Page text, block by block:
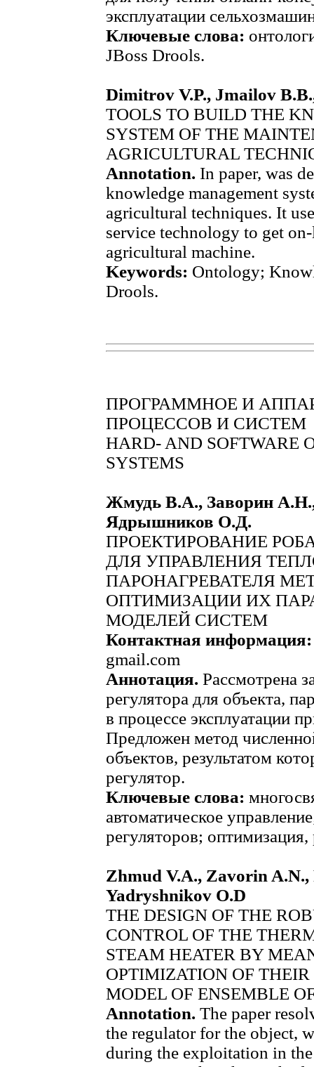
эксплуатации
Ключевые слова:
JBoss Drools.
Dimitrov V.P., Jmailov
TOOLS TO BUILD THE
SYSTEM OF THE
AGRICULTURAL
Annotation. In paper, was
knowledge management
agricultural techniques. It
service technology to get
agricultural machine.
Keywords: Ontology;
Drools.
ПРОГРАММНОЕ И
ПРОЦЕССОВ И СИСТЕМ
HARD- AND SOFTWARE
SYSTEMS
Жмудь В.А., Заворин
Ядрышников О.Д.
ПРОЕКТИРОВАНИЕ
ДЛЯ УПРАВЛЕНИЯ
ПАРОНАГРЕВАТЕЛЯ
ОПТИМИЗАЦИИ ИХ
МОДЕЛЕЙ СИСТЕМ
Контактная
gmail.com
Аннотация. Рассмотрена
регулятора для объекта,
в процессе эксплуатации
Предложен метод
объектов, результатом
регулятор.
Ключевые слова:
автоматическое
регуляторов;
Zhmud V.A., Zavorin A.N.,
Yadryshnikov O.D
THE DESIGN OF THE
CONTROL OF THE
STEAM HEATER BY
OPTIMIZATION OF
MODEL OF ENSEMBLE
Annotation. The paper
the regulator for the object,
during the exploitation in